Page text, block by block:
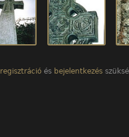
regisztráció és bejelentkezés